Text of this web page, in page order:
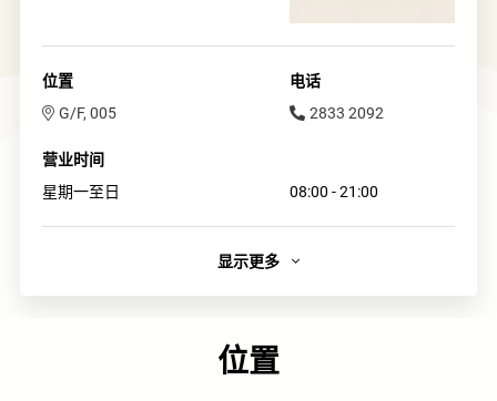
位置
G/F, 005
电话
2833 2092
营业时间
星期一至日
08:00 - 21:00
显示更多
位置